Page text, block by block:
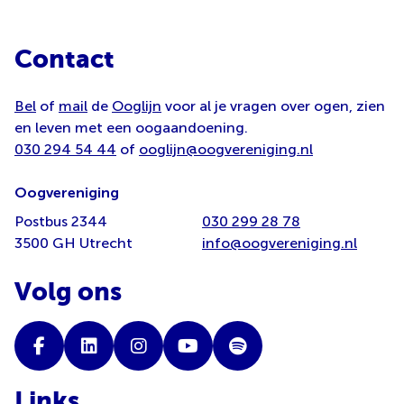
Contact
Bel of mail de Ooglijn voor al je vragen over ogen, zien
en leven met een oogaandoening.
030 294 54 44 of ooglijn@oogvereniging.nl
Oogvereniging
Postbus 2344
3500 GH Utrecht
030 299 28 78
info@oogvereniging.nl
Volg ons